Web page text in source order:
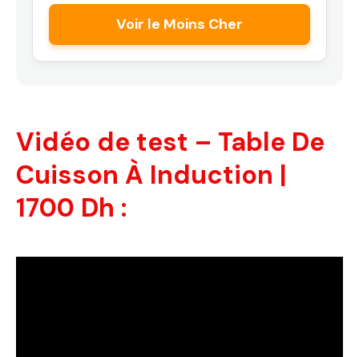
Voir le Moins Cher
Vidéo de test – Table De
Cuisson À Induction |
1700 Dh :